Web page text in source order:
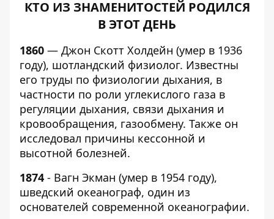
КТО ИЗ ЗНАМЕНИТОСТЕЙ РОДИЛСЯ
В ЭТОТ ДЕНЬ
1860 — Джон Скотт Холдейн (умер в 1936
году), шотландский физиолог. Известны
его труды по физиологии дыхания, в
частности по роли углекислого газа в
регуляции дыхания, связи дыхания и
кровообращения, газообмену. Также он
исследовал причины кессонной и
высотной болезней.
1874 - Вагн Экман (умер в 1954 году),
шведский океанограф, один из
основателей современной океанографии.